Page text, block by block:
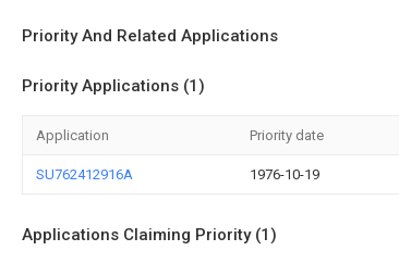
Priority And Related Applications
Priority Applications (1)
Application Priority date
SU762412916A 1976-10-19
Applications Claiming Priority (1)